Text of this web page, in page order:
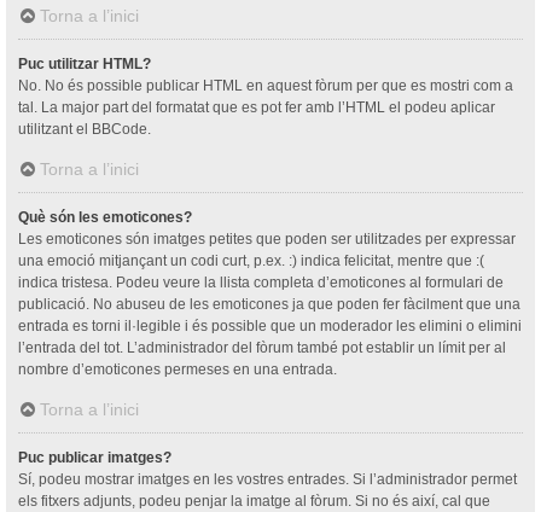
Torna a l’inici
Puc utilitzar HTML?
No. No és possible publicar HTML en aquest fòrum per que es mostri com a
tal. La major part del formatat que es pot fer amb l’HTML el podeu aplicar
utilitzant el BBCode.
Torna a l’inici
Què són les emoticones?
Les emoticones són imatges petites que poden ser utilitzades per expressar
una emoció mitjançant un codi curt, p.ex. :) indica felicitat, mentre que :(
indica tristesa. Podeu veure la llista completa d’emoticones al formulari de
publicació. No abuseu de les emoticones ja que poden fer fàcilment que una
entrada es torni il·legible i és possible que un moderador les elimini o elimini
l’entrada del tot. L’administrador del fòrum també pot establir un límit per al
nombre d’emoticones permeses en una entrada.
Torna a l’inici
Puc publicar imatges?
Sí, podeu mostrar imatges en les vostres entrades. Si l’administrador permet
els fitxers adjunts, podeu penjar la imatge al fòrum. Si no és així, cal que